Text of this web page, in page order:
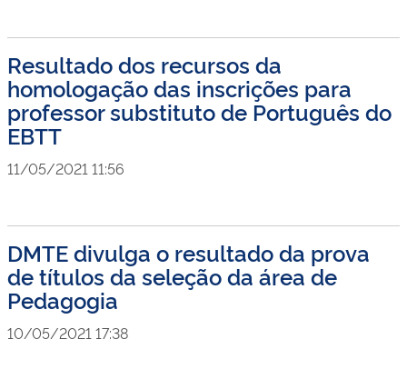
Resultado dos recursos da
homologação das inscrições para
professor substituto de Português do
EBTT
11/05/2021 11:56
DMTE divulga o resultado da prova
de títulos da seleção da área de
Pedagogia
10/05/2021 17:38